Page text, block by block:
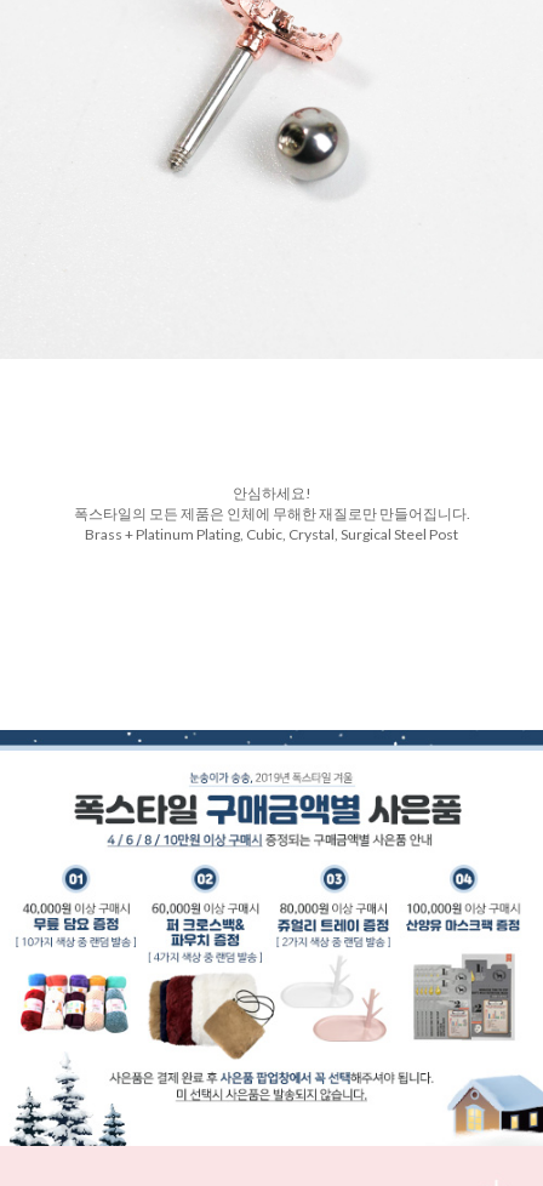
안심하세요!
폭스타일의 모든 제품은 인체에 무해한 재질로만 만들어집니다.
Brass + Platinum Plating, Cubic, Crystal, Surgical Steel Post